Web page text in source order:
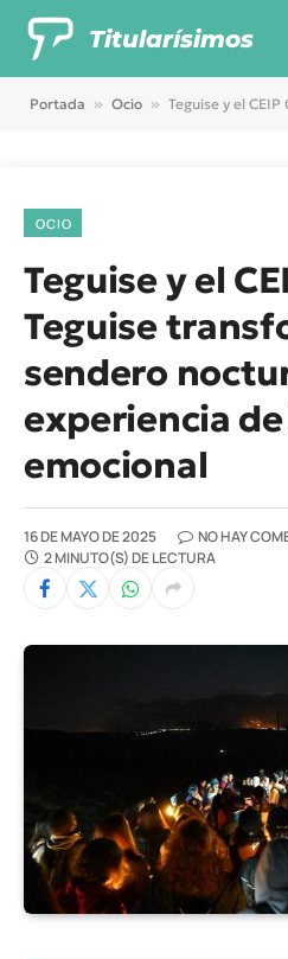
Titularísimos
Portada » Ocio » Teguise y el CEIP Costa Teguise
OCIO
Teguise y el
Teguise
sendero
experiencia
emocional
16 DE MAYO DE 2025
NO HAY
2 MINUTO(S) DE LECTURA